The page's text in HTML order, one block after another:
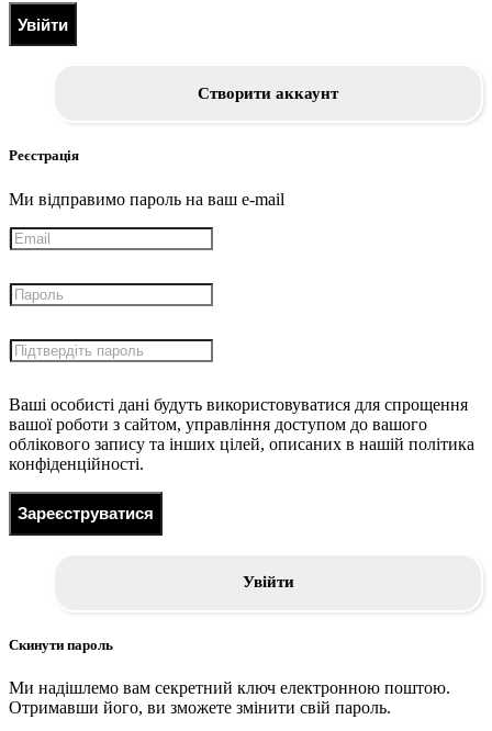
Увійти
Створити аккаунт
Реєстрація
Ми відправимо пароль на ваш e-mail
Ваші особисті дані будуть використовуватися для спрощення
вашої роботи з сайтом, управління доступом до вашого
облікового запису та інших цілей, описаних в нашій політика
конфіденційності.
Зареєструватися
Увійти
Скинути пароль
Ми надішлемо вам секретний ключ електронною поштою.
Отримавши його, ви зможете змінити свій пароль.